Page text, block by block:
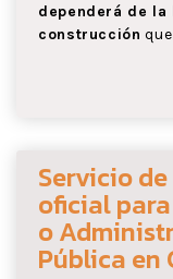
dependerá de
construcción
Servicio
oficial
o
Pública en